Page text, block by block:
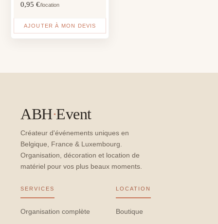
0,95€/location
AJOUTER À MON DEVIS
ABH·Event
Créateur d'événements uniques en
Belgique, France & Luxembourg.
Organisation, décoration et location de
matériel pour vos plus beaux moments.
SERVICES
Organisation complète
LOCATION
Boutique